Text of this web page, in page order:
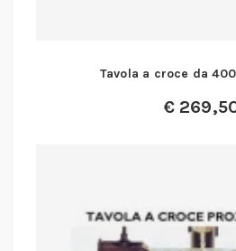
Tavola a croce da
€